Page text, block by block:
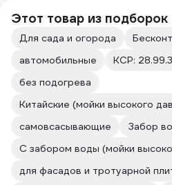
Этот товар из подборок
Для сада и огорода
автомобильные
КСР:
без подогрева
Китайские (мойки высокого
самовсасывающие
Забор
С забором воды (мойки
для фасадов и тротуарной